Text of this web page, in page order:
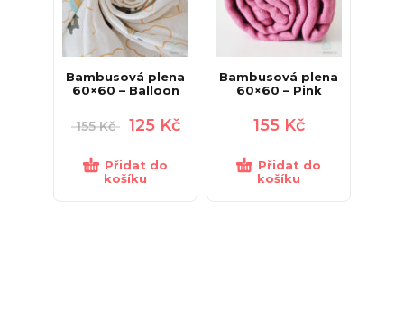
Bambusová plena
60×60 – Balloon
155Kč 125 Kč
Přidat do
košíku
Bambusová plena
60×60 – Pink
155 Kč
Přidat do
košíku